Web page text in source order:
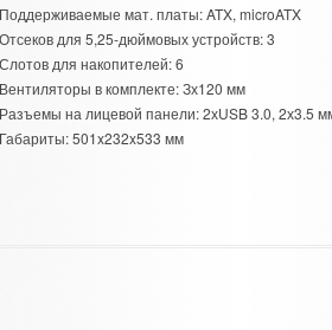
мат. платы: ATX, microATX
для 5,25-дюймовых устройств: 3
для накопителей: 6
в комплекте: Зх120 мм
на лицевой панели: 2хUSB 3.0, 2х3.5
501x232x533 мм